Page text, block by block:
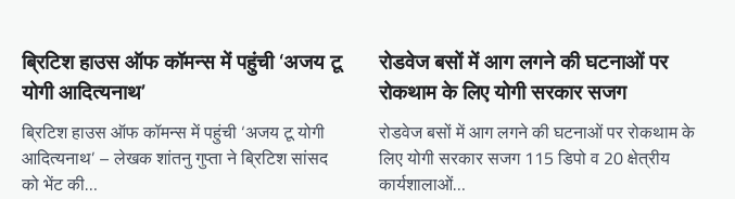
ब्रिटिश हाउस ऑफ कॉमन्स में पहुंची ‘अजय टू
योगी आदित्यनाथ’
ब्रिटिश हाउस ऑफ कॉमन्स में पहुंची ‘अजय टू योगी
आदित्यनाथ’ – लेखक शांतनु गुप्ता ने ब्रिटिश सांसद
को भेंट की…
रोडवेज बसों में आग लगने की घटनाओं पर
रोकथाम के लिए योगी सरकार सजग
रोडवेज बसों में आग लगने की घटनाओं पर रोकथाम के
लिए योगी सरकार सजग 115 डिपो व 20 क्षेत्रीय
कार्यशालाओं…